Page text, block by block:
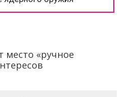
место «ручное